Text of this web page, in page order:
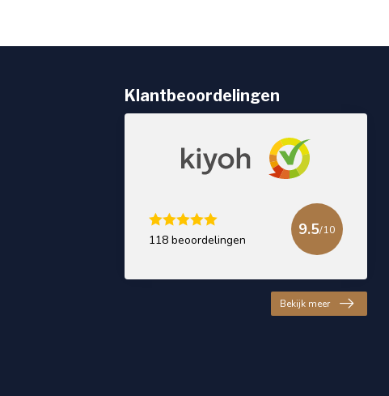
Klantbeoordelingen
118 beoordelingen
9.5/10
Bekijk meer